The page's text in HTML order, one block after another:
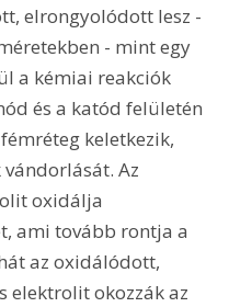
elrongyolódott lesz -
- mint egy
a kémiai reakciók
és a katód felületén
keletkezik,
Az
oxidálja
ami tovább rontja a
az oxidálódott,
elektrolit okozzák az